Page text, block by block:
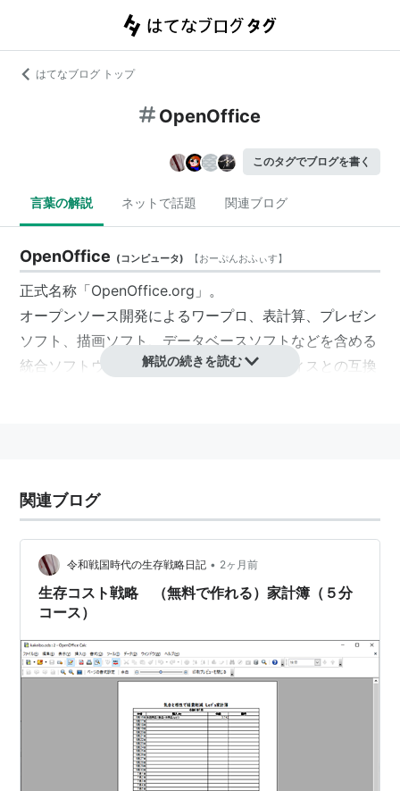
はてなブログ トップ
OpenOffice
このタグでブログを書く
言葉の解説 ネットで話題 関連ブログ
OpenOffice (コンピュータ) 【おーぷんおふぃす】
正式名称「OpenOffice.org」。
オープンソース開発によるワープロ、表計算、プレゼン
ソフト、描画ソフト、データベースソフトなどを含める
統合ソフトウエア。マイクロソフトのオフィスとの互換
OpenOfficeで使用しているフォーマットのODFは、[
JIS X4401：制定年月日2010-02-22 ]で、JISとして承
認されている。
解説の続きを読む
関連ブログ
令和戦国時代の生存戦略日記 • 2ヶ月前
生存コスト戦略 （無料で作れる）家計簿（５分
コース）